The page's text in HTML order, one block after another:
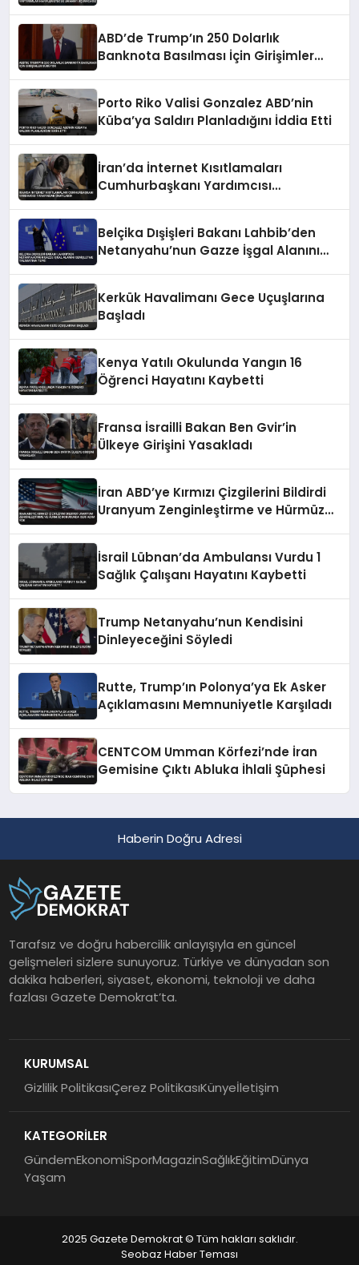
ABD’de Trump’ın 250 Dolarlık
Banknota Basılması İçin Girişimler
Porto Riko Valisi Gonzalez ABD’nin
Küba’ya Saldırı Planladığını İddia Etti
İran’da İnternet Kısıtlamaları
Cumhurbaşkanı Yardımcısı
Belçika Dışişleri Bakanı Lahbib’den
Netanyahu’nun Gazze İşgal Alanını
Kerkük Havalimanı Gece Uçuşlarına
Başladı
Kenya Yatılı Okulunda Yangın 16
Öğrenci Hayatını Kaybetti
Fransa İsrailli Bakan Ben Gvir’in
Ülkeye Girişini Yasakladı
İran ABD’ye Kırmızı Çizgilerini Bildirdi
Uranyum Zenginleştirme ve Hürmüz
İsrail Lübnan’da Ambulansı Vurdu 1
Sağlık Çalışanı Hayatını Kaybetti
Trump Netanyahu’nun Kendisini
Dinleyeceğini Söyledi
Rutte, Trump’ın Polonya’ya Ek Asker
Açıklamasını Memnuniyetle Karşıladı
CENTCOM Umman Körfezi’nde İran
Gemisine Çıktı Abluka İhlali Şüphesi
Haberin Doğru Adresi
Tarafsız ve doğru habercilik anlayışıyla en güncel
gelişmeleri sizlere sunuyoruz. Türkiye ve dünyadan son
dakika haberleri, siyaset, ekonomi, teknoloji ve daha
fazlası Gazete Demokrat’ta.
KURUMSAL
Gizlilik PolitikasıÇerez PolitikasıKünyeİletişim
KATEGORİLER
GündemEkonomiSporMagazinSağlıkEğitimDünya
Yaşam
2025 Gazete Demokrat © Tüm hakları saklıdır.
Seobaz Haber Teması